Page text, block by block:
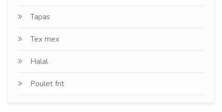
Tapas
Tex mex
Halal
Poulet frit